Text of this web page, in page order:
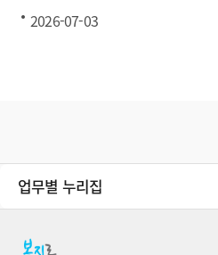
2026-07-03
업무별 누리집